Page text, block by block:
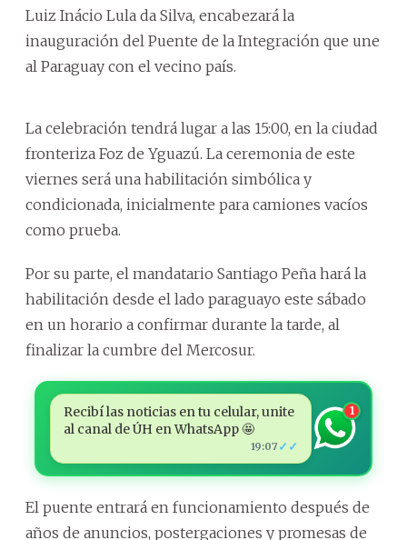
Luiz Inácio Lula da Silva, encabezará la
inauguración del Puente de la Integración que une
al Paraguay con el vecino país.
La celebración tendrá lugar a las 15:00, en la ciudad
fronteriza Foz de Yguazú. La ceremonia de este
viernes será una habilitación simbólica y
condicionada, inicialmente para camiones vacíos
como prueba.
Por su parte, el mandatario Santiago Peña hará la
habilitación desde el lado paraguayo este sábado
en un horario a confirmar durante la tarde, al
finalizar la cumbre del Mercosur.
Recibí las noticias en tu celular, unite
al canal de ÚH en WhatsApp 🤩
19:07 ✓✓
1
El puente entrará en funcionamiento después de
años de anuncios, postergaciones y promesas de